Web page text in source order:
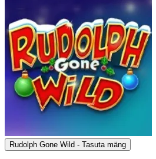
Rudolph Gone Wild - Tasuta mäng